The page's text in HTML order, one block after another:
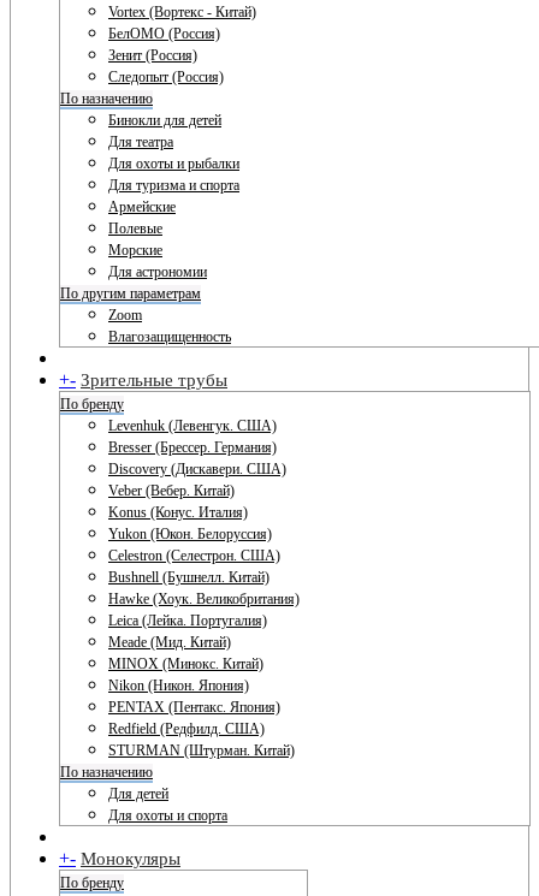
Vortex (Вортекс - Китай)
БелОМО (Россия)
Зенит (Россия)
Следопыт (Россия)
По назначению
Бинокли для детей
Для театра
Для охоты и рыбалки
Для туризма и спорта
Армейские
Полевые
Морские
Для астрономии
По другим параметрам
Zoom
Влагозащищенность
+- Зрительные трубы
По бренду
Levenhuk (Левенгук. США)
Bresser (Брессер. Германия)
Discovery (Дискавери. США)
Veber (Вебер. Китай)
Konus (Конус. Италия)
Yukon (Юкон. Белоруссия)
Celestron (Селестрон. США)
Bushnell (Бушнелл. Китай)
Hawke (Хоук. Великобритания)
Leica (Лейка. Португалия)
Meade (Мид. Китай)
MINOX (Минокс. Китай)
Nikon (Никон. Япония)
PENTAX (Пентакс. Япония)
Redfield (Редфилд. США)
STURMAN (Штурман. Китай)
По назначению
Для детей
Для охоты и спорта
+- Монокуляры
По бренду